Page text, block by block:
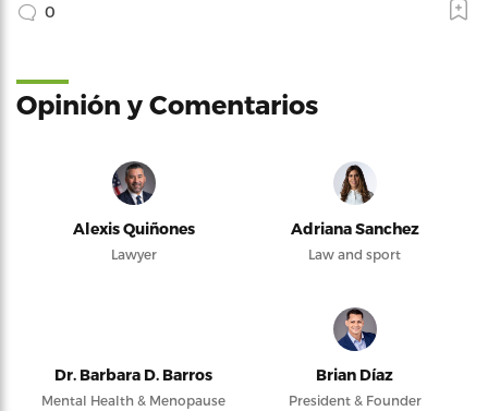
0
Opinión y Comentarios
Alexis Quiñones
Lawyer
Adriana Sanchez
Law and sport
Dr. Barbara D. Barros
Mental Health & Menopause
Brian Díaz
President & Founder